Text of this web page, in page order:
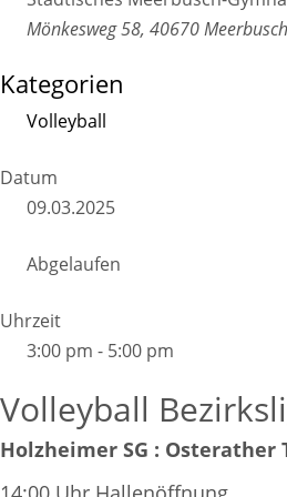
Mönkesweg 58, 40670 Meerbusch
Kategorien
Volleyball
Datum
09.03.2025
Abgelaufen
Uhrzeit
3:00 pm - 5:00 pm
Volleyball
Holzheimer SG : Osterather